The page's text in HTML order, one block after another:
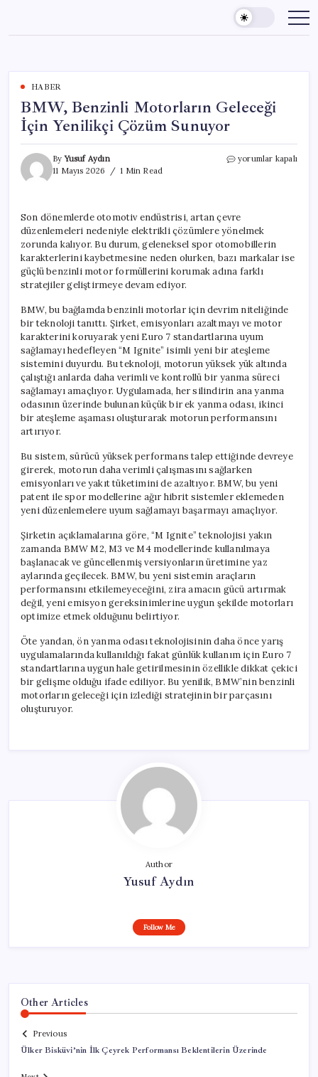
content
HABER
BMW, Benzinli Motorların Geleceği
İçin Yenilikçi Çözüm Sunuyor
ByYusuf Aydın
11 Mayıs 2026
1 Min Read
BMW,
Yenilikçi
Çözüm
Sunuyor
için
yorumlar kapalı
Son dönemlerde otomotiv endüstrisi, artan çevre
düzenlemeleri nedeniyle elektrikli çözümlere yönelmek
zorunda kalıyor. Bu durum, geleneksel spor otomobillerin
karakterlerini kaybetmesine neden olurken, bazı markalar ise
güçlü benzinli motor formüllerini korumak adına farklı
stratejiler geliştirmeye devam ediyor.
BMW, bu bağlamda benzinli motorlar için devrim niteliğinde
bir teknoloji tanıttı. Şirket, emisyonları azaltmayı ve motor
karakterini koruyarak yeni Euro 7 standartlarına uyum
sağlamayı hedefleyen “M Ignite” isimli yeni bir ateşleme
sistemini duyurdu. Bu teknoloji, motorun yüksek yük altında
çalıştığı anlarda daha verimli ve kontrollü bir yanma süreci
sağlamayı amaçlıyor. Uygulamada, her silindirin ana yanma
odasının üzerinde bulunan küçük bir ek yanma odası, ikinci
bir ateşleme aşaması oluşturarak motorun performansını
artırıyor.
Bu sistem, sürücü yüksek performans talep ettiğinde devreye
girerek, motorun daha verimli çalışmasını sağlarken
emisyonları ve yakıt tüketimini de azaltıyor. BMW, bu yeni
patent ile spor modellerine ağır hibrit sistemler eklemeden
yeni düzenlemelere uyum sağlamayı başarmayı amaçlıyor.
Şirketin açıklamalarına göre, “M Ignite” teknolojisi yakın
zamanda BMW M2, M3 ve M4 modellerinde kullanılmaya
başlanacak ve güncellenmiş versiyonların üretimine yaz
aylarında geçilecek. BMW, bu yeni sistemin araçların
performansını etkilemeyeceğini, zira amacın gücü artırmak
değil, yeni emisyon gereksinimlerine uygun şekilde motorları
optimize etmek olduğunu belirtiyor.
Öte yandan, ön yanma odası teknolojisinin daha önce yarış
uygulamalarında kullanıldığı fakat günlük kullanım için Euro 7
standartlarına uygun hale getirilmesinin özellikle dikkat çekici
bir gelişme olduğu ifade ediliyor. Bu yenilik, BMW’nin benzinli
motorların geleceği için izlediği stratejinin bir parçasını
oluşturuyor.
Author
Yusuf Aydın
Follow Me
Other Articles
Previous
Ülker Bisküvi’nin İlk Çeyrek Performansı Beklentilerin Üzerinde